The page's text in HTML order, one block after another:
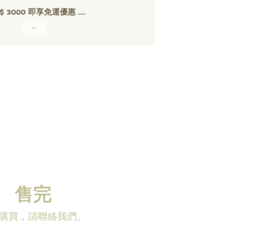
3000 即享免運優惠 ﹏
售完
買，請聯絡我們。